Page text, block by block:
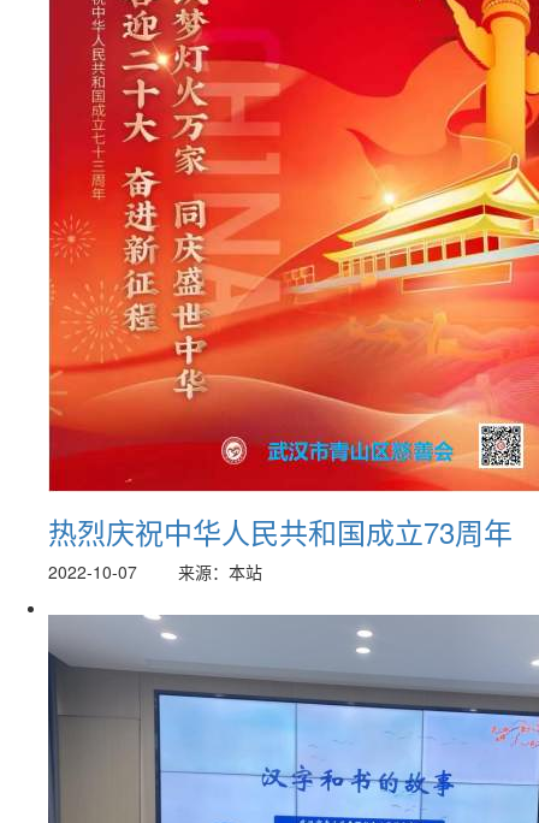
热烈庆祝中华人民共和国成立73周年
2022-10-07 来源：本站